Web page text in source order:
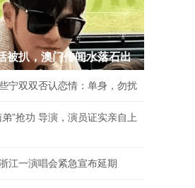
被扒，澳门传闻水落石出
宁双双否认恋情：单身，勿扰
”抢功 导演，演员证实亲自上
江一演唱会紧急宣布延期